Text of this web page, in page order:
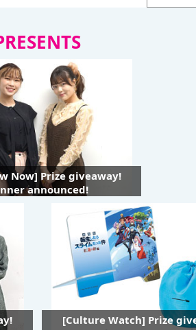
Now] Prize giveaway!
announced!
[Culture Watch] Prize